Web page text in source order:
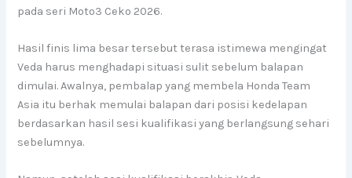
pada seri Moto3 Ceko 2026.
Hasil finis lima besar tersebut terasa istimewa mengingat
Veda harus menghadapi situasi sulit sebelum balapan
dimulai. Awalnya, pembalap yang membela Honda Team
Asia itu berhak memulai balapan dari posisi kedelapan
berdasarkan hasil sesi kualifikasi yang berlangsung sehari
sebelumnya.